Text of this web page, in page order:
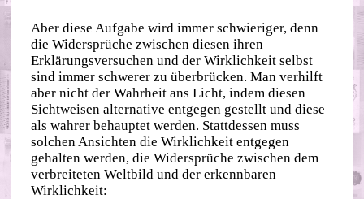
Aber diese Aufgabe wird immer schwieriger, denn
die Widersprüche zwischen diesen ihren
Erklärungsversuchen und der Wirklichkeit selbst
sind immer schwerer zu überbrücken. Man verhilft
aber nicht der Wahrheit ans Licht, indem diesen
Sichtweisen alternative entgegen gestellt und diese
als wahrer behauptet werden. Stattdessen muss
solchen Ansichten die Wirklichkeit entgegen
gehalten werden, die Widersprüche zwischen dem
verbreiteten Weltbild und der erkennbaren
Wirklichkeit: